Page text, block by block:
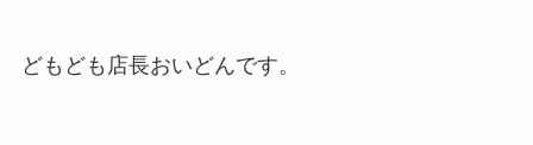
どもども店長おいどんです。